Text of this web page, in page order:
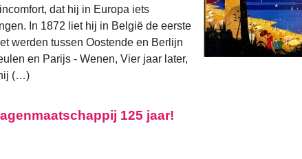
dat hij in Europa iets
In 1872 liet hij in België de eerste
werden tussen Oostende en Berlijn
en Parijs - Wenen, Vier jaar later,
(…)
125 jaar!